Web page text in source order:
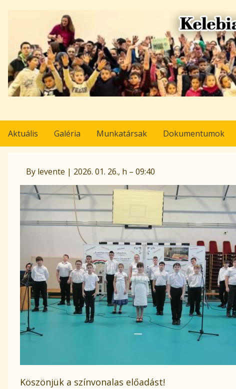
tartalomra
Pályázat
Aktuális Galéria Munkatársak Dokumentumok
By levente | 2026. 01. 26., h – 09:40
Köszönjük a színvonalas előadást!